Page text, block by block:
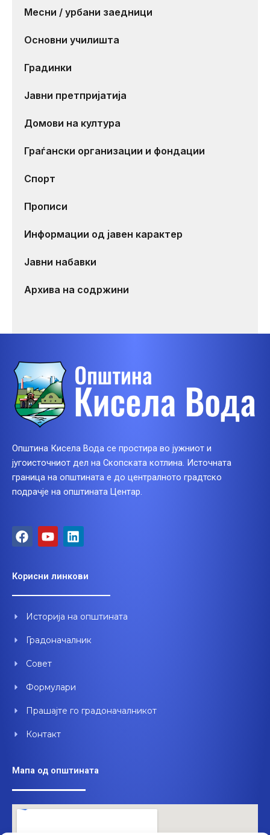
Месни / урбани заедници
Основни училишта
Градинки
Јавни претпријатија
Домови на култура
Граѓански организации и фондации
Спорт
Прописи
Информации од јавен карактер
Јавни набавки
Архива на содржини
Општина Кисела Вода се простира во јужниот и
југоисточниот дел на Скопската котлина. Источната
граница на општината е до централното градтско
подрачје на општината Центар.
F
a
b
o
k
Y
o
u
b
L
i
e
d
n
Корисни линкови
Историја на општината
Градоначалник
Совет
Формулари
Прашајте го градоначалникот
Контакт
Мапа од општината